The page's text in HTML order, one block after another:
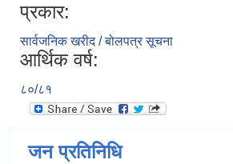
प्रकार:
सार्वजनिक खरीद / बोलपत्र सूचना
आर्थिक वर्ष:
८०/८१
जन प्रतिनिधि